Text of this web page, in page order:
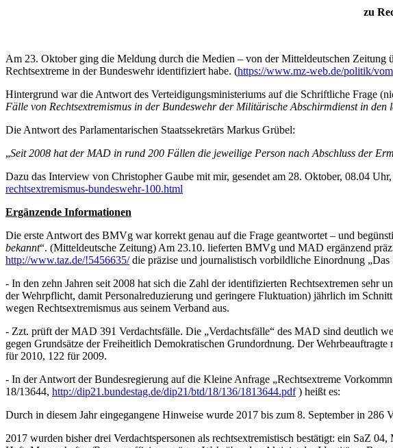
zu
Am 23. Oktober ging die Meldung durch die Medien – von der Mitteldeutschen
Rechtsextreme in der Bundeswehr identifiziert habe. (https://www.mz-web.de/politik/
Hintergrund war die Antwort des Verteidigungsministeriums auf die Schriftliche Frage
Fälle von Rechtsextremismus in der Bundeswehr der Militärische Abschirmdienst in den
Die Antwort des Parlamentarischen Staatssekretärs Markus Grübel:
„Seit 2008 hat der MAD in rund 200 Fällen die jeweilige Person nach Abschluss der
Dazu das Interview von Christopher Gaube mit mir, gesendet am 28. Oktober, 08.04
rechtsextremismus-bundeswehr-100.html
Ergänzende Informationen
Die erste Antwort des BMVg war korrekt genau auf die Frage geantwortet – und
bekannt“. (Mitteldeutsche Zeitung) Am 23.10. lieferten BMVg und MAD ergänzend
http://www.taz.de/!5456635/die präzise und journalistisch vorbildliche Einordnung „Das
- In den zehn Jahren seit 2008 hat sich die Zahl der identifizierten Rechtsextremen sehr
der Wehrpflicht, damit Personalreduzierung und geringere Fluktuation) jährlich im
wegen Rechtsextremismus aus seinem Verband aus.
- Zzt. prüft der MAD 391 Verdachtsfälle. Die „Verdachtsfälle“ des MAD sind deutlich
gegen Grundsätze der Freiheitlich Demokratischen Grundordnung. Der
für 2010, 122 für 2009.
- In der Antwort der Bundesregierung auf die Kleine Anfrage „Rechtsextreme
18/13644, http://dip21.bundestag.de/dip21/btd/18/136/1813644.pdf) heißt es:
Durch in diesem Jahr eingegangene Hinweise wurde 2017 bis zum 8. September in 286
2017 wurden bisher drei Verdachtspersonen als rechtsextremistisch bestätigt: ein SaZ